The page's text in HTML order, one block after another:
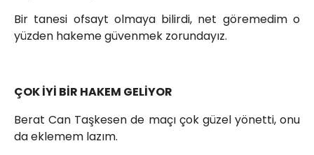
Bir tanesi ofsayt olmaya bilirdi, net göremedim o
yüzden hakeme güvenmek zorundayız.
ÇOK İYİ BİR HAKEM GELİYOR
Berat Can Taşkesen de maçı çok güzel yönetti, onu
da eklemem lazım.